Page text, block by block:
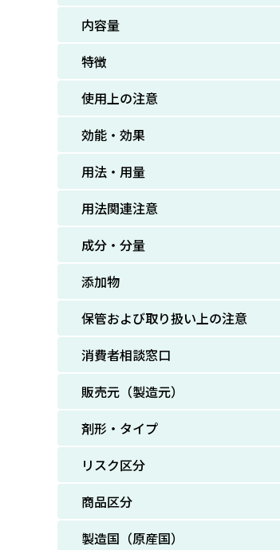
内容量
特徴
使用上の注意
効能・効果
用法・用量
用法関連注意
成分・分量
添加物
保管および取り扱い上の注意
消費者相談窓口
販売元（製造元）
剤形・タイプ
リスク区分
商品区分
製造国（原産国）